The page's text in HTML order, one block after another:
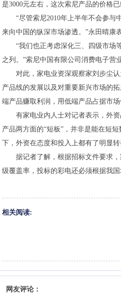
是3000元左右，这次索尼产品的价格
“尽管索尼2010年上半年不会参与中
来向中国的纵深市场渗透。”永田晴康
“我们也正考虑深化三、四级市场
之列。”索尼中国有限公司消费电子营
对此，家电业资深观察家刘步尘认
产品线的发展以及对重要新兴市场的
端产品赚取利润，用低端产品占据市场
有家电业内人士对记者表示，外资
产品两方面的“短板”，并非是能在短
下，外资在态度和投入上都有了明显
据记者了解，根据招标文件要求，
级覆盖率，投标的彩电还必须根据我
相关阅读:
网友评论：